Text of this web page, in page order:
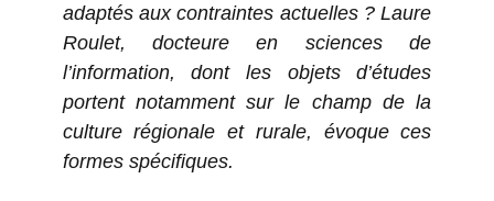
adaptés aux contraintes actuelles ? Laure
Roulet, docteure en sciences de
l’information, dont les objets d’études
portent notamment sur le champ de la
culture régionale et rurale, évoque ces
formes spécifiques.